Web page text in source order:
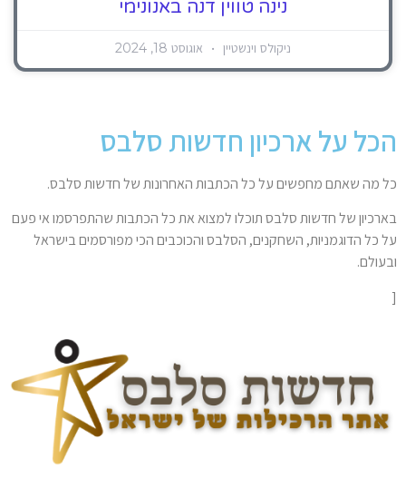
נינה טווין דנה באנונימי
ניקולס וינשטיין אוגוסט 18, 2024
הכל על ארכיון חדשות סלבס
כל מה שאתם מחפשים על כל הכתבות האחרונות של חדשות סלבס.
בארכיון של חדשות סלבס תוכלו למצוא את כל הכתבות שהתפרסמו אי פעם
על כל הדוגמניות, השחקנים, הסלבס והכוכבים הכי מפורסמים בישראל
ובעולם.
[